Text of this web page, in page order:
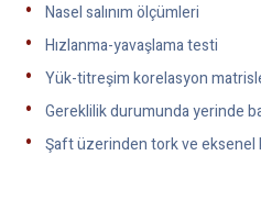
Nasel salınım ölçümleri
Hızlanma-yavaşlama testi
Yük-titreşim korelasyon
Gereklilik durumunda yerinde
Şaft üzerinden tork ve